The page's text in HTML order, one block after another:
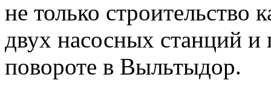
не только строительство
двух насосных станций
повороте в Выльтыдор.